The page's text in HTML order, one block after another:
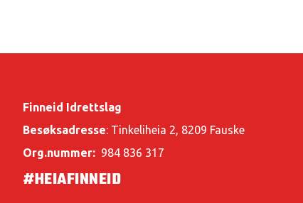
Finneid Idrettslag
Besøksadresse: Tinkeliheia 2, 8209 Fauske
Org.nummer: 984 836 317
#HEIAFINNEID